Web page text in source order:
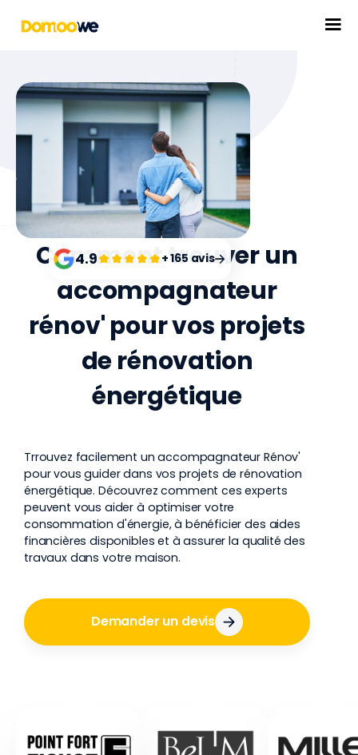
4.9 + 165 avis
Comment trouver un
accompagnateur
rénov' pour vos projets
de rénovation
énergétique
Trrouvez facilement un accompagnateur Rénov'
pour vous guider dans vos projets de rénovation
énergétique. Découvrez comment ces experts
peuvent vous aider à optimiser votre
consommation d'énergie, à bénéficier des aides
financières disponibles et à assurer la qualité des
travaux dans votre maison.
Demander un devis